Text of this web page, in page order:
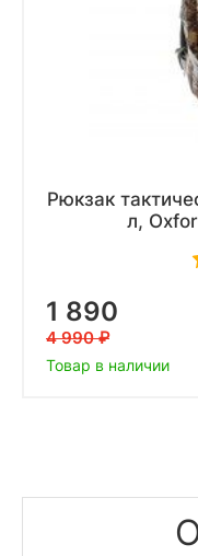
Рюкзак
л,
1 890
4 990
Товар в наличии